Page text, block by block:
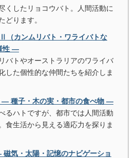
くしたリョコウバト。人間活動に
どります。
カンムリバト・ワライバトな
性 ―
バトやオーストラリアのワライバ
した個性的な仲間たちを紹介しま
種子・木の実・都市の食べ物 ―
るハトですが、都市では人間活動
食生活から見える適応力を探りま
気・太陽・記憶のナビゲーショ